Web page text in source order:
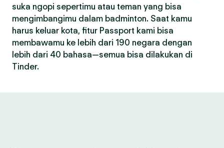
suka ngopi sepertimu atau teman yang bisa
mengimbangimu dalam badminton. Saat kamu
harus keluar kota, fitur Passport kami bisa
membawamu ke lebih dari 190 negara dengan
lebih dari 40 bahasa—semua bisa dilakukan di
Tinder.